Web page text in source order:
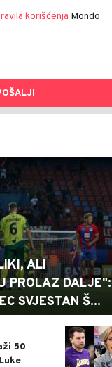
korišćenja Mondo
ALI
PROLAZ DALJE":
SVJESTAN Š...
50